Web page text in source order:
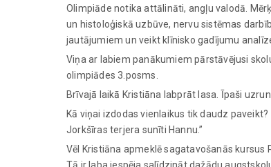
Olimpiāde notika attālināti, angļu valodā.
un histoloģiskā uzbūve, nervu sistēmas
jautājumiem un veikt klīnisko gadījumu
Viņa ar labiem panākumiem pārstāvējusi
olimpiādes 3.posms.
Brīvajā laikā Kristiāna labprāt lasa. Īpaši
Kā viņai izdodas vienlaikus tik daudz
Jorkšīras terjera sunīti Hannu.”
Vēl Kristiāna apmeklē sagatavošanās
Tā ir laba iespēja salīdzināt dažādu